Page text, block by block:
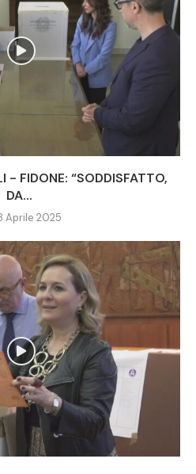
- FIDONE: “SODDISFATTO,
DA...
Aprile 2025